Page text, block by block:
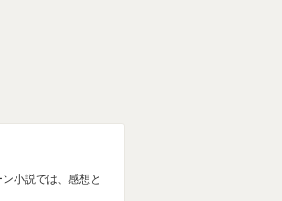
小説では、感想と